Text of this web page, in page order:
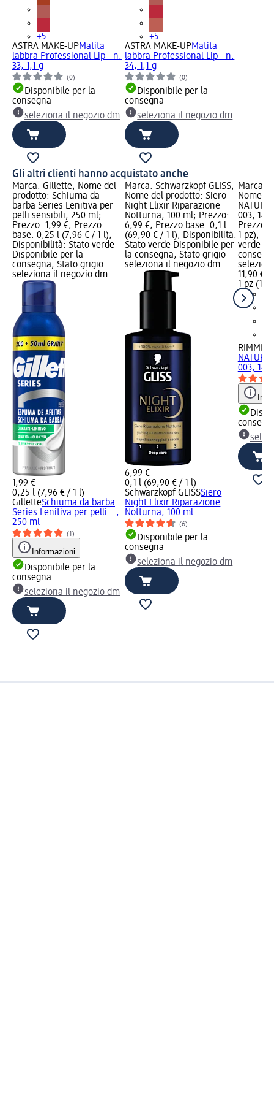
+5
ASTRA MAKE-UPMatita
labbra Professional Lip - n.
33, 1,1 g
(0)
Disponibile per la
consegna
seleziona il negozio dm
+5
ASTRA MAKE-UPMatita
labbra Professional Lip - n.
34, 1,1 g
(0)
Disponibile per la
consegna
seleziona il negozio dm
Gli altri clienti hanno acquistato anche
Marca: Gillette; Nome del
prodotto: Schiuma da
barba Series Lenitiva per
pelli sensibili, 250 ml;
Prezzo: 1,99 €; Prezzo
base: 0,25 l (7,96 € / 1 l);
Disponibilità: Stato verde
Disponibile per la
consegna, Stato grigio
seleziona il negozio dm
1,99 €
0,25 l (7,96 € / 1 l)
GilletteSchiuma da barba
Series Lenitiva per pelli...,
250 ml
(1)
Informazioni
Disponibile per la
consegna
seleziona il negozio dm
Marca: Schwarzkopf GLISS;
Nome del prodotto: Siero
Night Elixir Riparazione
Notturna, 100 ml; Prezzo:
6,99 €; Prezzo base: 0,1 l
(69,90 € / 1 l); Disponibilità:
Stato verde Disponibile per
la consegna, Stato grigio
seleziona il negozio dm
6,99 €
0,1 l (69,90 € / 1 l)
Schwarzkopf GLISSSiero
Night Elixir Riparazione
Notturna, 100 ml
(6)
Disponibile per la
consegna
seleziona il negozio dm
Marca:
Nome
003, 14
Prezzo
1 pz);
verde
11,90 €
1 pz
RIMMEL
003, 14 g